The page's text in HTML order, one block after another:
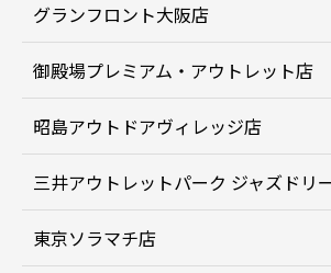
グランフロント大阪店
御殿場プレミアム・アウトレット店
昭島アウトドアヴィレッジ店
三井アウトレットパーク ジャズドリ
東京ソラマチ店